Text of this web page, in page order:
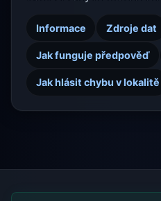
Informace Zdroje dat
Jak funguje předpověď
Jak hlásit chybu v lokalitě